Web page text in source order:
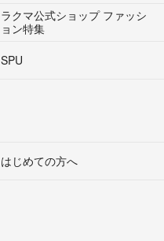
ラクマ公式ショップ ファッシ
ョン特集
SPU
はじめての方へ